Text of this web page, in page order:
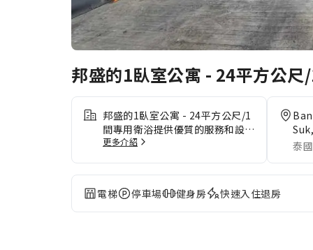
邦盛的1臥室公寓 - 24平方公尺
邦盛的1臥室公寓 - 24平方公尺/1
間專用衛浴提供優質的服務和設
施，以確保客人體驗極致的舒適。
息暢通。自駕前往的旅客可在住宿
免費停車。前台的接待團隊將為您
提供禮賓服務等便利服務。 為了
確保您獲得最大程度的放鬆，客房
更多介紹
泰
電梯 停車場 健身房 快速入住退房